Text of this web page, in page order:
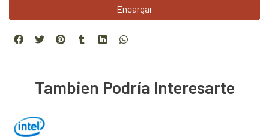
Encargar
Tambien Podría Interesarte